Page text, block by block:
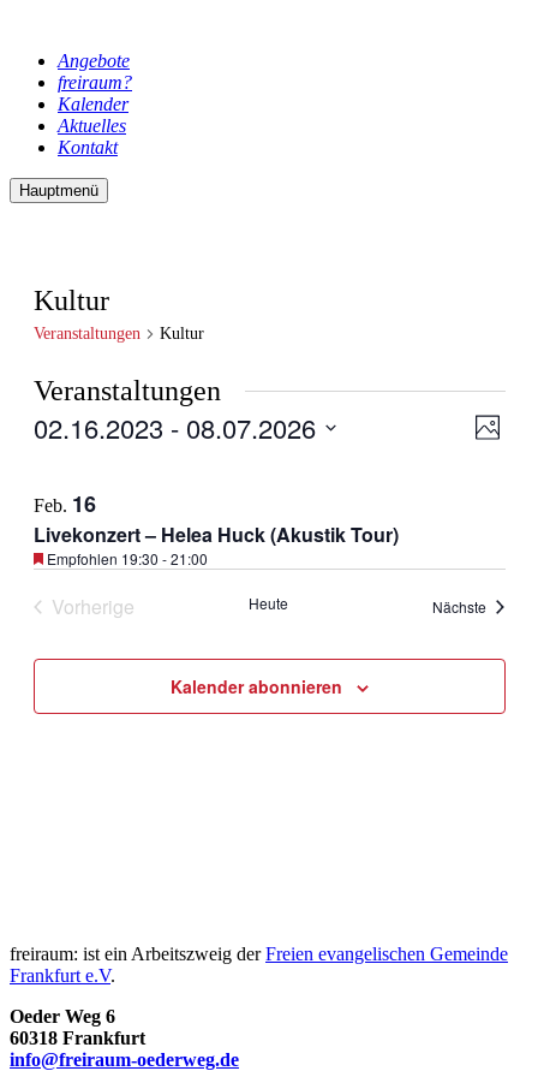
Angebote
freiraum?
Kalender
Aktuelles
Kontakt
Hauptmenü
Kultur
Veranstaltungen Kultur
Veranstaltungen
Foto
02.16.2023 - 08.07.2026
of
Veranstaltungen
in
Photo
Feb. 16
Livekonzert – Helea Huck (Akustik Tour)
Empfohlen 19:30 -21:00
Vorherige
Heute Nächste
Kalender abonnieren
freiraum: ist ein Arbeitszweig derFreien evangelischen Gemeinde
Frankfurt e.V.
Oeder Weg 6
60318 Frankfurt
info@freiraum-oederweg.de